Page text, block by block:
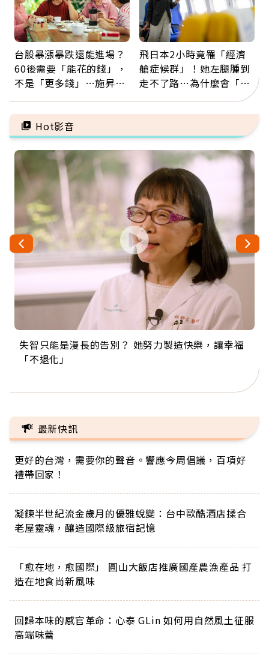
台股暴漲暴跌還能進場？
60後需要「能花的錢」，
不是「更多錢」…施昇
票
飛日本2小時竟罹「經濟
艙症候群」！她左腿腫到
走不了路…為什麼會「靜
脈血栓」？醫示警7種人
注意
Hot影音
失智只能是漫長的告別？ 她努力製造快樂，讓幸福
「不退化」
來自剛果的巧克力神父 為台灣奉獻36年 「台灣是我
的家，我連作夢都講台語！」
63歲卸矽谷副總、搬回台灣找快樂！「蛋黃哥小
丑」走進安養院，逗樂上萬爺奶：退休後才開始真
104歲打破金氏世界紀錄 成為全球最年長羽球選
手，分享長壽的秘密原來是「這個」
事業巔峰他選擇追夢…黑手阿伯拉小提琴還登上小
巨蛋！連CNN都大讚！
最新快訊
更好的台灣，需要你的聲音。響應今周倡議，百項好
禮帶回家！
凝鍊半世紀流金歲月的優雅蛻變：台中歐酷酒店揉合
老屋靈魂，釀造國際級旅宿記憶
「愈在地，愈國際」 圓山大飯店推廣國產農漁產品 打
造在地食尚新風味
回歸本味的感官革命：心泰 GLin 如何用自然風土征服
高端味蕾